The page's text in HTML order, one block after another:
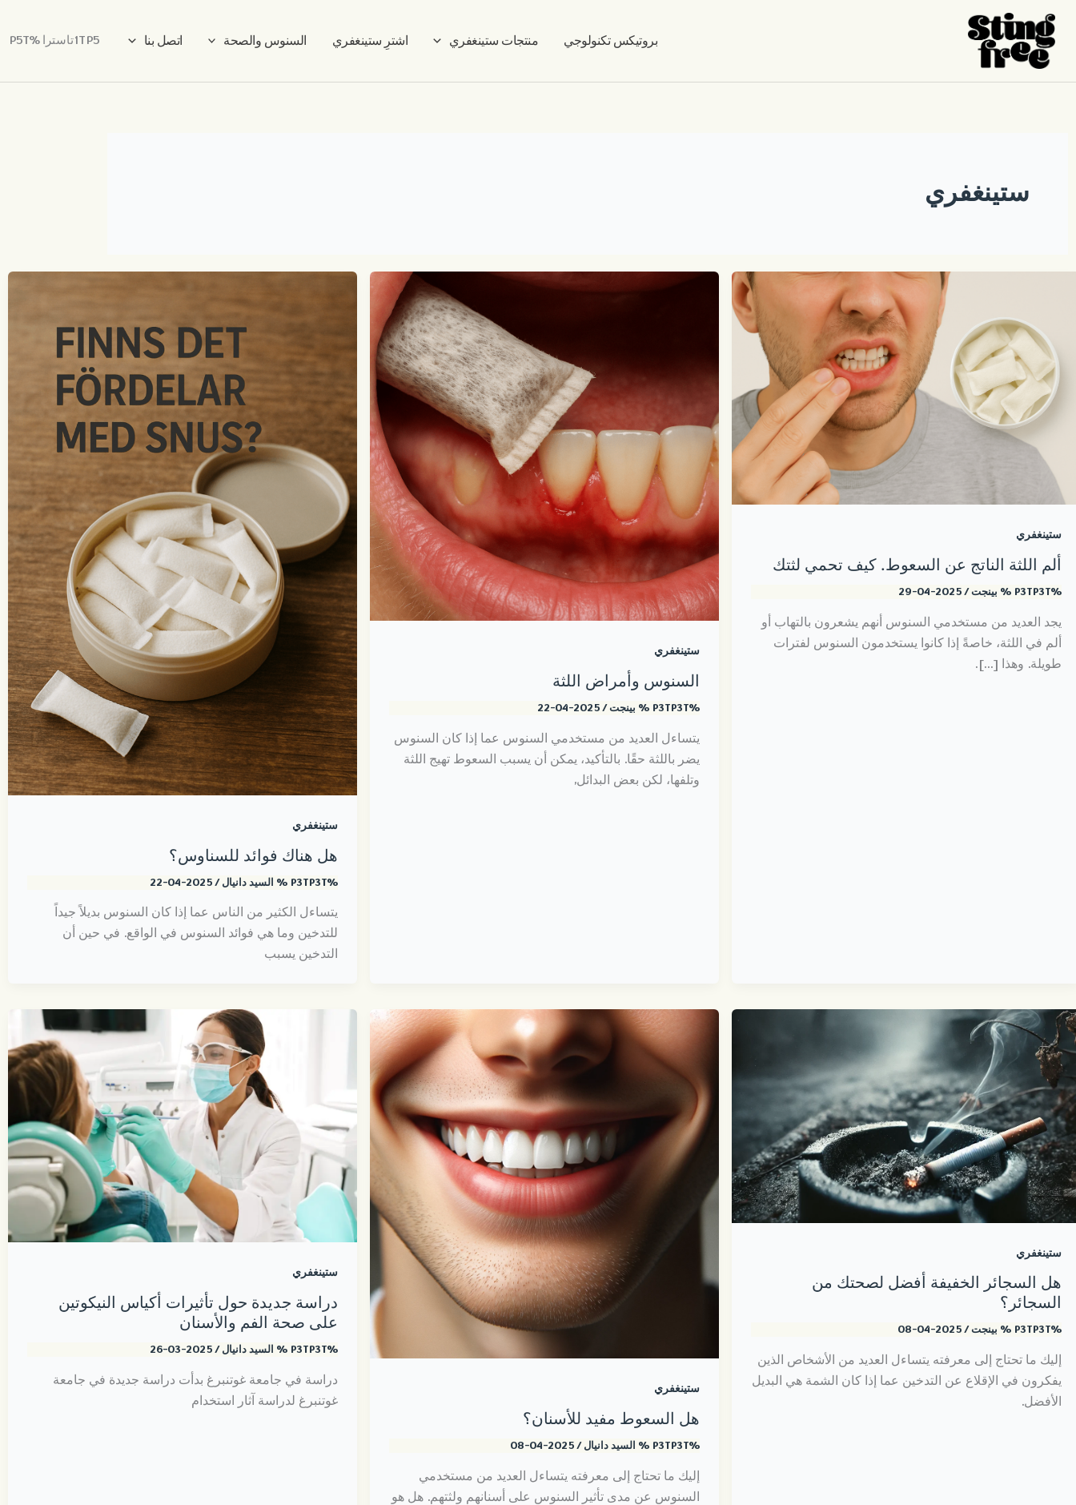
بروتيكس تكنولوجي منتجات ستينغفري اشترِ ستينغفري السنوس والصحة اتصل بنا 1TP5تاسترا %P5T
ستينغفري
ستينغفري
ألم اللثة الناتج عن السعوط. كيف تحمي لثتك
%P3TP3T % بينجت/
2025-04-29
يجد العديد من مستخدمي السنوس أنهم يشعرون بالتهاب أو
ألم في اللثة، خاصةً إذا كانوا يستخدمون السنوس لفترات
طويلة. وهذا [...].
ستينغفري
السنوس وأمراض اللثة
%P3TP3T % بينجت/
2025-04-22
يتساءل العديد من مستخدمي السنوس عما إذا كان السنوس
يضر باللثة حقًا. بالتأكيد، يمكن أن يسبب السعوط تهيج اللثة
وتلفها، لكن بعض البدائل,
ستينغفري
هل هناك فوائد للسناوس؟
%P3TP3T % السيد دانيال/
2025-04-22
يتساءل الكثير من الناس عما إذا كان السنوس بديلاً جيداً
للتدخين وما هي فوائد السنوس في الواقع. في حين أن
التدخين يسبب
ستينغفري
هل السجائر الخفيفة أفضل لصحتك من
السجائر؟
%P3TP3T % بينجت/
2025-04-08
إليك ما تحتاج إلى معرفته يتساءل العديد من الأشخاص الذين
يفكرون في الإقلاع عن التدخين عما إذا كان الشمة هي البديل
الأفضل.
ستينغفري
هل السعوط مفيد للأسنان؟
%P3TP3T % السيد دانيال/
2025-04-08
إليك ما تحتاج إلى معرفته يتساءل العديد من مستخدمي
السنوس عن مدى تأثير السنوس على أسنانهم ولثتهم. هل هو
ستينغفري
دراسة جديدة حول تأثيرات أكياس النيكوتين
على صحة الفم والأسنان
%P3TP3T % السيد دانيال/
2025-03-26
دراسة في جامعة غوتنبرغ بدأت دراسة جديدة في جامعة
غوتنبرغ لدراسة آثار استخدام